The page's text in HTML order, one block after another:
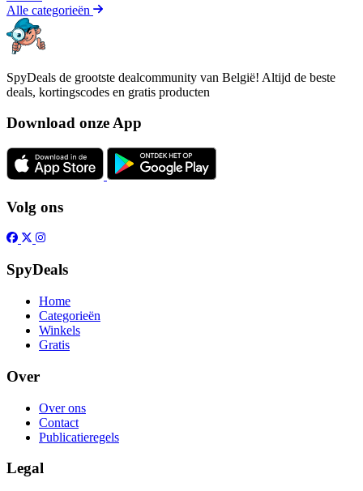
Alle categorieën
SpyDeals de grootste dealcommunity van België! Altijd de beste
deals, kortingscodes en gratis producten
Download onze App
Volg ons
SpyDeals
Home
Categorieën
Winkels
Gratis
Over
Over ons
Contact
Publicatieregels
Legal